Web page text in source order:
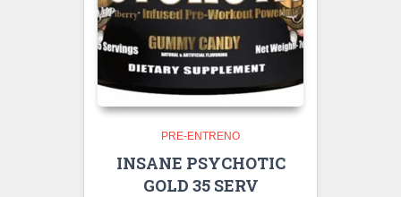
PRE-ENTRENO
INSANE PSYCHOTIC
GOLD 35 SERV